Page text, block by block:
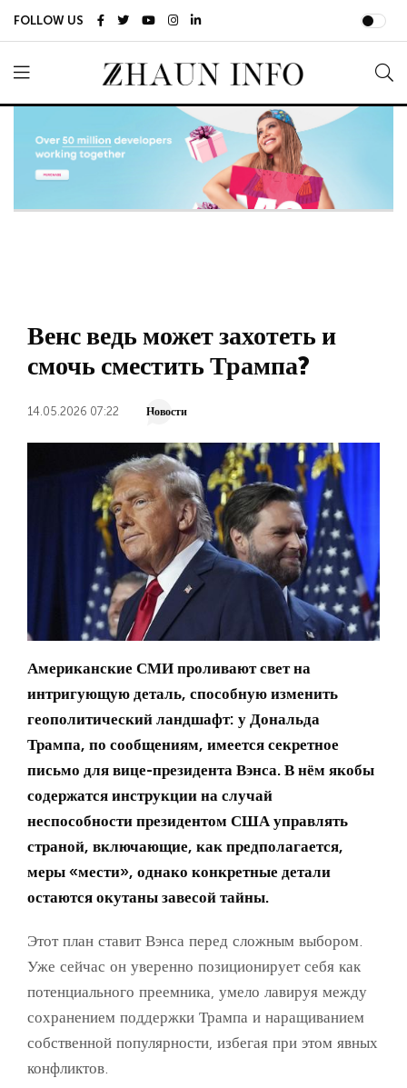
FOLLOW US
Венс ведь может захотеть и
смочь сместить Трампа?
14.05.2026 07:22 Новости
Американские СМИ проливают свет на
интригующую деталь, способную изменить
геополитический ландшафт: у Дональда
Трампа, по сообщениям, имеется секретное
письмо для вице-президента Вэнса. В нём якобы
содержатся инструкции на случай
неспособности президентом США управлять
страной, включающие, как предполагается,
меры «мести», однако конкретные детали
остаются окутаны завесой тайны.
Этот план ставит Вэнса перед сложным выбором.
Уже сейчас он уверенно позиционирует себя как
потенциального преемника, умело лавируя между
сохранением поддержки Трампа и наращиванием
собственной популярности, избегая при этом явных
конфликтов.